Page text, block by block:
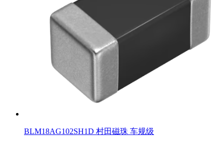
BLM18AG102SH1D 村田磁珠 车规级